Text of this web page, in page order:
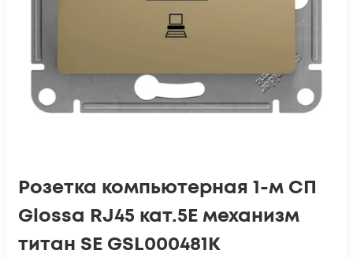
Розетка компьютерная 1-м СП
Glossa RJ45 кат.5E механизм
титан SE GSL000481K